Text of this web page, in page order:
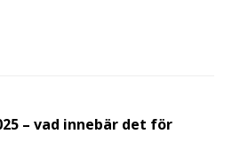
– vad innebär det för